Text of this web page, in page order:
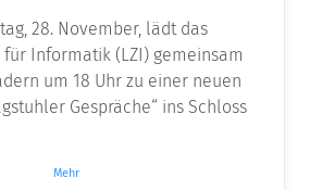
28. November, lädt das
Informatik (LZI) gemeinsam
um 18 Uhr zu einer neuen
Gespräche“ ins Schloss
Mehr